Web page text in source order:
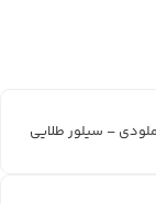
– سیلور طلایی